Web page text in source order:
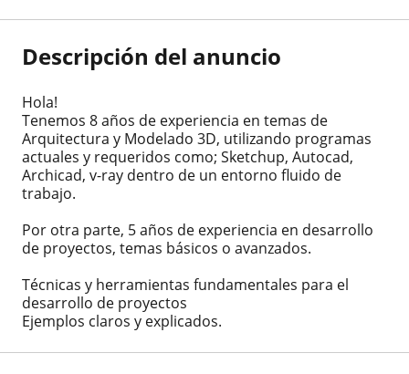
Descripción del anuncio
Hola!
Tenemos 8 años de experiencia en temas de
Arquitectura y Modelado 3D, utilizando programas
actuales y requeridos como; Sketchup, Autocad,
Archicad, v-ray dentro de un entorno fluido de
trabajo.
Por otra parte, 5 años de experiencia en desarrollo
de proyectos, temas básicos o avanzados.
Técnicas y herramientas fundamentales para el
desarrollo de proyectos
Ejemplos claros y explicados.